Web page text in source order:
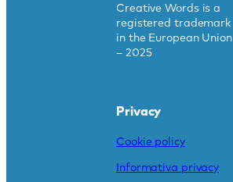
Creative Words is a
registered trademark
in the European Union
– 2025
Privacy
Cookie policy
Informativa privacy